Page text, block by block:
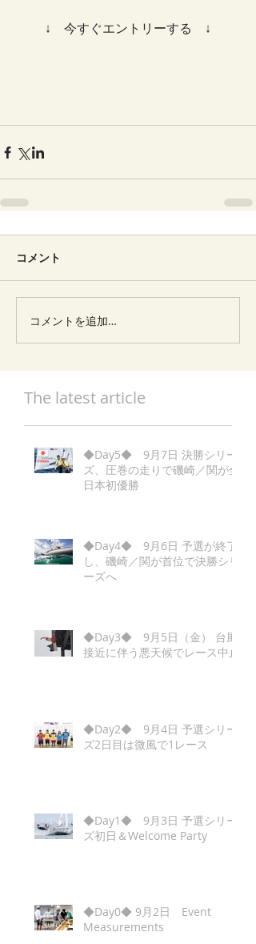
↓　今すぐエントリーする　↓
コメント
コメントを追加…
The latest article
◆Day5◆ 9月7日 決勝シリー
ズ、圧巻の走りで磯崎／関が全
日本初優勝
◆Day4◆ 9月6日 予選が終了
し、磯崎／関が首位で決勝シリ
ーズへ
◆Day3◆ 9月5日（金） 台風
接近に伴う悪天候でレース中止
◆Day2◆ 9月4日 予選シリー
ズ2日目は微風で1レース
◆Day1◆ 9月3日 予選シリー
ズ初日＆Welcome Party
◆Day0◆ 9月2日 Event
Measurements